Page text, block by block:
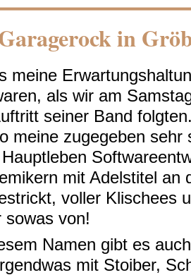
in
meine
als wir am
seiner Band
meine zugegeben sehr
mit Adelstitel an
voller Klischees
sowas von!
Namen gibt es
mit Stoiber,